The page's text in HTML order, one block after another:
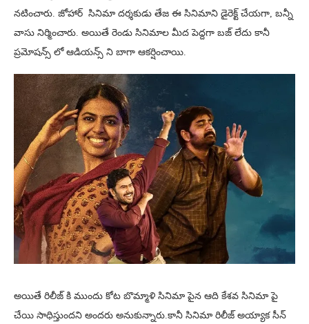
నటించారు. జోహార్ సినిమా దర్శకుడు తేజ ఈ సినిమాని డైరెక్ట్ చేయగా, బన్నీ
వాసు నిర్మించారు. అయితే రెండు సినిమాల మీద పెద్దగా బజ్ లేదు కానీ
ప్రమోషన్స్ లో ఆడియన్స్ ని బాగా ఆకర్షించాయి.
అయితే రిలీజ్ కి ముందు కోట బొమ్మాళి సినిమా పైన ఆది కేశవ సినిమా పై
చేయి సాధిస్తుందని అందరు అనుకున్నారు.కానీ సినిమా రిలీజ్ అయ్యాక సీన్